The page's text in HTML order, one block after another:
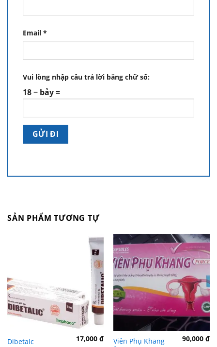
Email *
Vui lòng nhập câu trả lời bằng chữ số:
18 − bảy =
SẢN PHẨM TƯƠNG TỰ
Dibetalc 17,000₫
Viên Phụ Khang
90,000₫